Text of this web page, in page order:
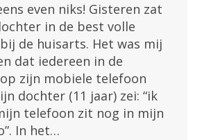
even niks! Gisteren zat
in de best volle
de huisarts. Het was mij
dat iedereen in de
zijn mobiele telefoon
dochter (11 jaar) zei: “ik
telefoon zit nog in mijn
In het…